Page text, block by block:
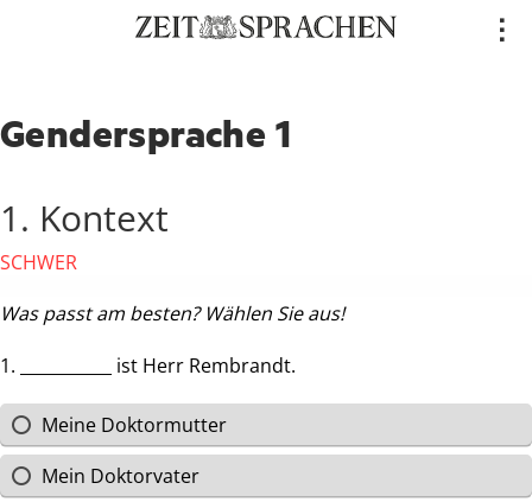
Gendersprache 1
1. Kontext
SCHWER